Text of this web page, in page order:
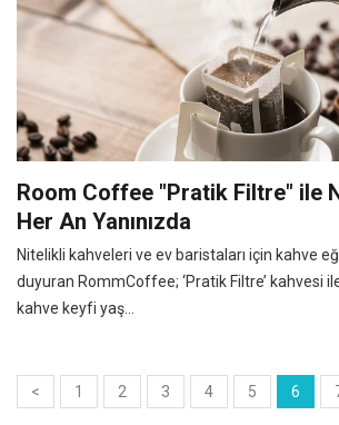
Room Coffee "Pratik Filtre" ile
Her An Yanınızda
Nitelikli kahveleri ve ev baristaları için kahve
duyuran RommCoffee; ‘Pratik Filtre’ kahvesi
kahve keyfi yaş...
< 1 2 3 4 5 6